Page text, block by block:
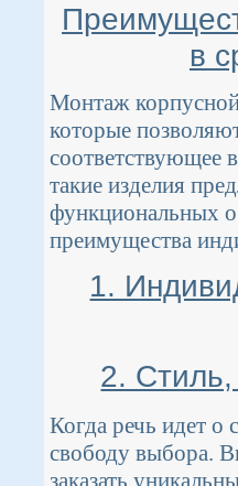
в
Монтаж корпусной
которые
соответствующее
такие изделия
функциональных
преимущества
1.
2. Стиль,
Когда речь идет о
свободу выбора.
заказать